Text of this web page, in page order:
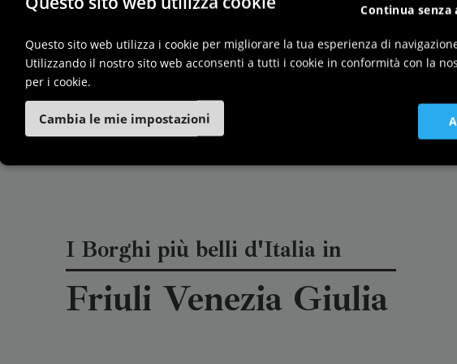
I Borghi più belli d'Italia in
Friuli Venezia Giulia
Questo sito web utilizza i cookie per migliorare la tua esperienza di
Utilizzando il nostro sito web acconsenti a tutti i cookie in conformità con la
per i cookie.
Continua senza
Cambia le mie impostazioni